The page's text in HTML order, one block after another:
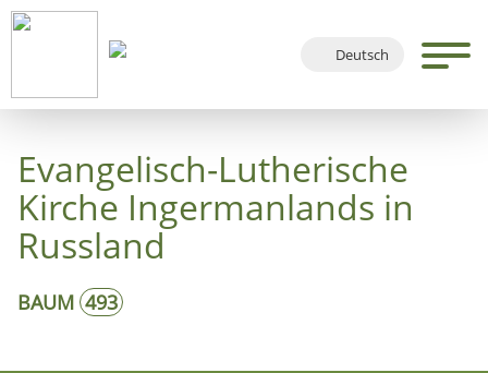
Deutsch
Español
Evangelisch-Lutherische
Kirche Ingermanlands in
Russland
BAUM 493